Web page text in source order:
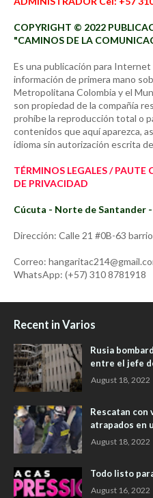
COPYRIGHT © 2022
"CAMINOS DE LA
Es una publicación para Internet
información de primera mano
Metropolitana Colombia y el
son propiedad de la compañía
prohíbe la reproducción total o
contenidos que aquí aparezca,
idioma sin autorización escrita
TÉRMINOS LEGALES /
DE PRIVACIDAD
Cúcuta - Norte de Santander
Dirección: Calle 21 #0B-63
Correo:
WhatsApp: (+57) 310 8781918
Recent in Varios
Rusia
entre el jefe
August 18, 2022
Rescatan con
atrapados en
August 18, 2022
Todo listo
August 16, 2022